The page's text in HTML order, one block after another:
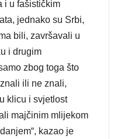
i u fašističkim
jednako su Srbi,
bili, završavali u
i drugim
zbog toga što
ili ne znali,
klicu i svjetlost
majčinim mlijekom
kazao je